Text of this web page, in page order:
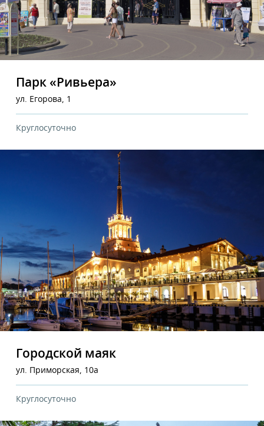
Парк «Ривьера»
ул. Егорова, 1
Круглосуточно
Городской маяк
ул. Приморская, 10а
Круглосуточно